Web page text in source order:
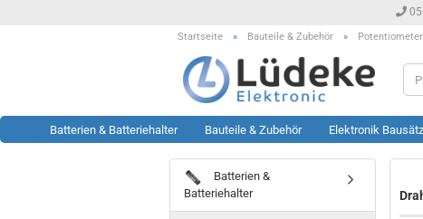
Startseite » Bauteile & Zubehör » Potentiometer
Batterien & Batteriehalter Bauteile & Zubehör Elektronik
Rest- & Sonderposten
Batterien &
Batteriehalter